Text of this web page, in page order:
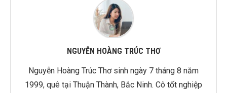
NGUYỄN HOÀNG TRÚC THƠ
Nguyễn Hoàng Trúc Thơ sinh ngày 7 tháng 8 năm
1999, quê tại Thuận Thành, Bắc Ninh. Cô tốt nghiệp